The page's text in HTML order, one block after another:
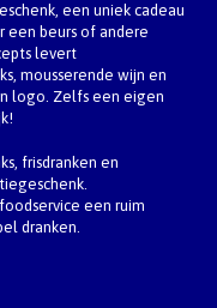
een uniek cadeau
beurs of andere
levert
mousserende wijn en
logo. Zelfs een eigen
frisdranken en
een ruim
dranken.